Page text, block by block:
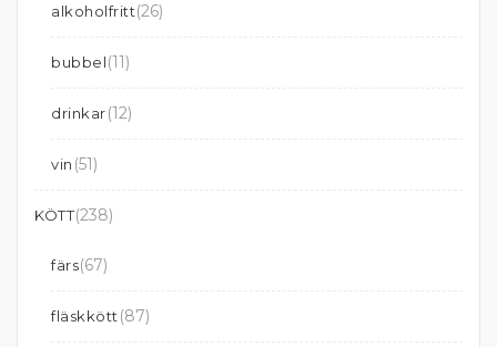
alkoholfritt(26)
bubbel(11)
drinkar(12)
vin (51)
KÖTT(238)
färs(67)
fläskkött (87)